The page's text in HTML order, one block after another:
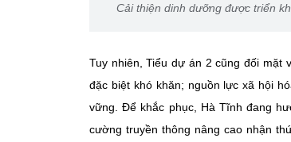
Cải thiện dinh dưỡng được triển
Tuy nhiên, Tiểu dự án 2 cũng đối mặt
đặc biệt khó khăn; nguồn lực xã hội
vững. Để khắc phục, Hà Tĩnh đang
cường truyền thông nâng cao nhận